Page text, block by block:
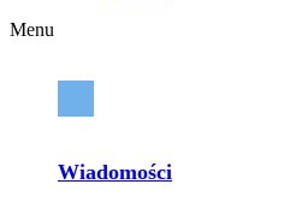
Menu
Wiadomości